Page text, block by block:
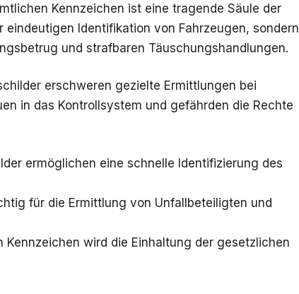
Kennzeichen ist eine tragende Säule der
Identifikation von Fahrzeugen, sondern
und strafbaren Täuschungshandlungen.
erschweren gezielte Ermittlungen bei
in das Kontrollsystem und gefährden die Rechte
ermöglichen eine schnelle Identifizierung des
für die Ermittlung von Unfallbeteiligten und
wird die Einhaltung der gesetzlichen